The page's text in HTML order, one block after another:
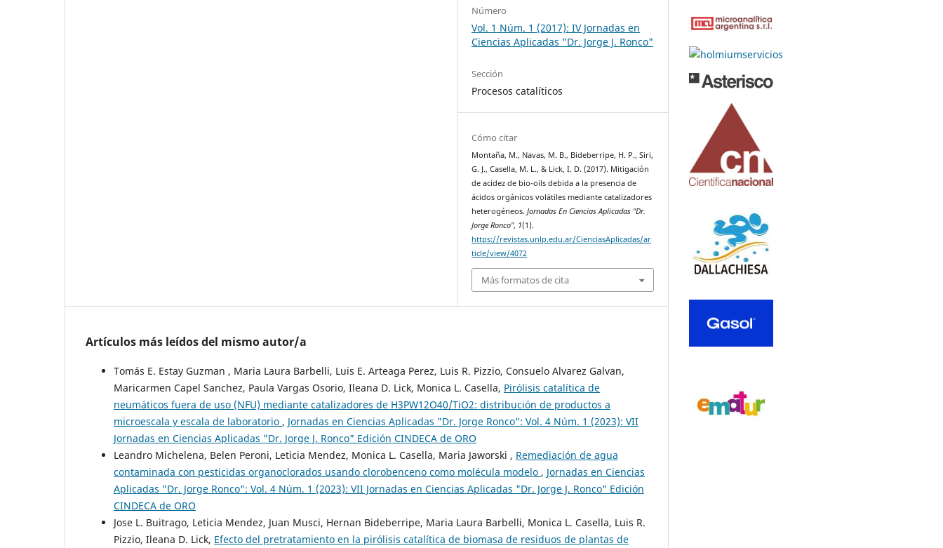
Número
Vol. 1 Núm. 1 (2017): IV Jornadas en
Ciencias Aplicadas "Dr. Jorge J. Ronco"
Sección
Procesos catalíticos
Cómo citar
Montaña, M., Navas, M. B., Bideberripe, H. P., Siri,
G. J., Casella, M. L., & Lick, I. D. (2017). Mitigación
de acidez de bio-oils debida a la presencia de
ácidos orgánicos volátiles mediante catalizadores
heterogéneos.Jornadas En Ciencias Aplicadas "Dr.
Jorge Ronco", 1(1).
https://revistas.unlp.edu.ar/CienciasAplicadas/ar
ticle/view/4072
Más formatos de cita
Artículos más leídos del mismo autor/a
Tomás E. Estay Guzman , Maria Laura Barbelli, Luis E. Arteaga Perez, Luis R. Pizzio, Consuelo Alvarez Galvan,
Maricarmen Capel Sanchez, Paula Vargas Osorio, Ileana D. Lick, Monica L. Casella, Pirólisis catalítica de
neumáticos fuera de uso (NFU) mediante catalizadores de H3PW12O40/TiO2: distribución de productos a
microescala y escala de laboratorio , Jornadas en Ciencias Aplicadas "Dr. Jorge Ronco": Vol. 4 Núm. 1 (2023): VII
Jornadas en Ciencias Aplicadas "Dr. Jorge J. Ronco" Edición CINDECA de ORO
Leandro Michelena, Belen Peroni, Leticia Mendez, Monica L. Casella, Maria Jaworski , Remediación de agua
contaminada con pesticidas organoclorados usando clorobenceno como molécula modelo , Jornadas en Ciencias
Aplicadas "Dr. Jorge Ronco": Vol. 4 Núm. 1 (2023): VII Jornadas en Ciencias Aplicadas "Dr. Jorge J. Ronco" Edición
CINDECA de ORO
Jose L. Buitrago, Leticia Mendez, Juan Musci, Hernan Bideberripe, Maria Laura Barbelli, Monica L. Casella, Luis R.
Pizzio, Ileana D. Lick, Efecto del pretratamiento en la pirólisis catalítica de biomasa de residuos de plantas de